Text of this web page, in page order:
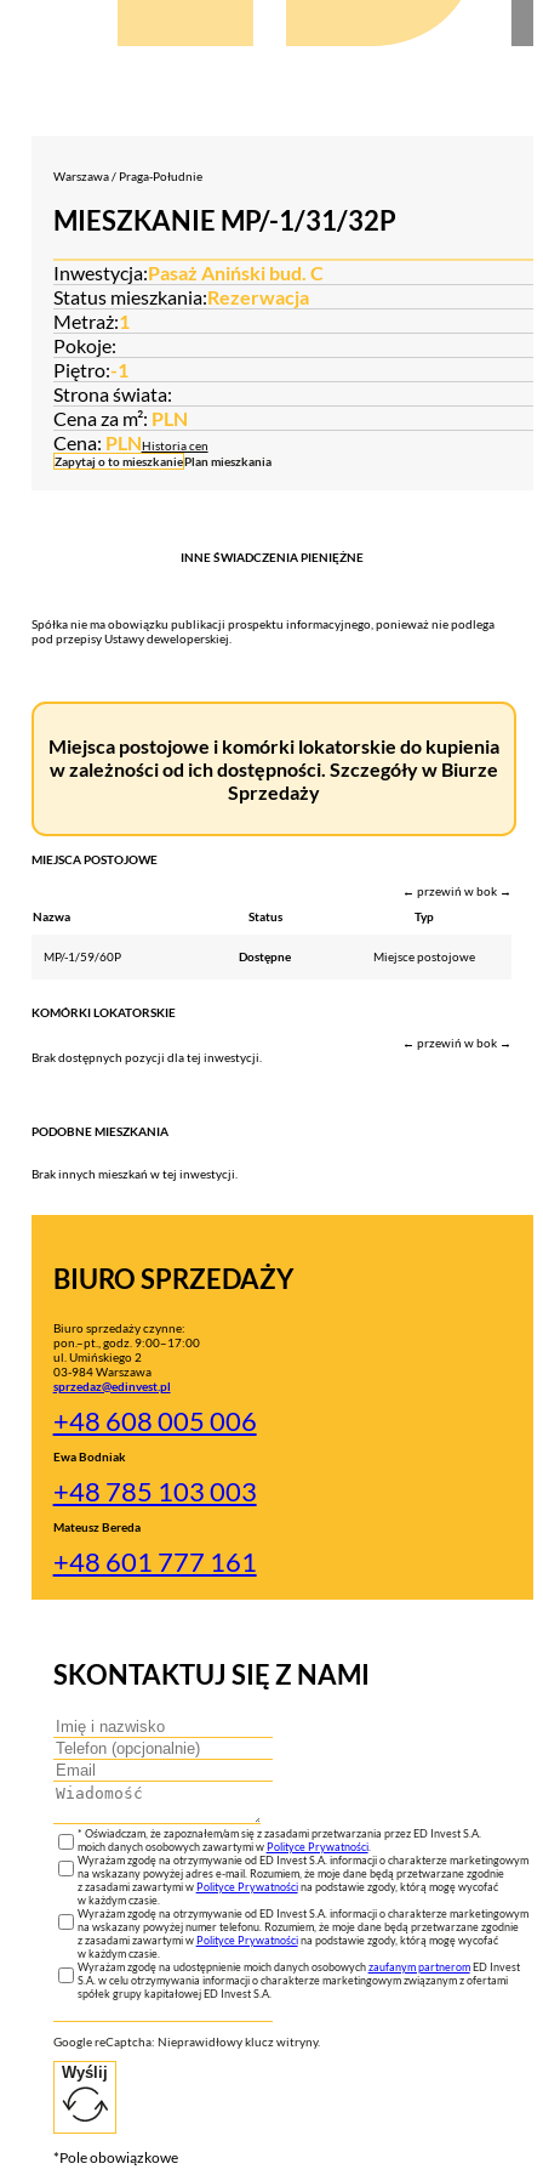
Warszawa / Praga-Południe
MIESZKANIE MP/-1/31/32P
Inwestycja:Pasaż Aniński bud. C
Status mieszkania:Rezerwacja
Metraż:1
Pokoje:
Piętro:-1
Strona świata:
Cena za m²: PLN
Cena: PLNHistoria cen
Zapytaj o to mieszkaniePlan mieszkania
INNE ŚWIADCZENIA PIENIĘŻNE
Spółka nie ma obowiązku publikacji prospektu informacyjnego, ponieważ nie podlega
pod przepisy Ustawy deweloperskiej.
Miejsca postojowe i komórki lokatorskie do kupienia
w zależności od ich dostępności. Szczegóły w Biurze
Sprzedaży
MIEJSCA POSTOJOWE
← przewiń w bok →
Nazwa
Status Typ
MP/-1/59/60P Dostępne Miejsce postojowe
KOMÓRKI LOKATORSKIE
← przewiń w bok →
Brak dostępnych pozycji dla tej inwestycji.
PODOBNE MIESZKANIA
Brak innych mieszkań w tej inwestycji.
BIURO SPRZEDAŻY
Biuro sprzedaży czynne:
pon.–pt., godz. 9:00–17:00
ul. Umińskiego 2
03-984 Warszawa
sprzedaz@edinvest.pl
+48 608 005 006
Ewa Bodniak
+48 785 103 003
Mateusz Bereda
+48 601 777 161
SKONTAKTUJ SIĘ Z NAMI
* Oświadczam, że zapoznałem/am się z zasadami przetwarzania przez ED Invest S.A.
moich danych osobowych zawartymi wPolityce Prywatności.
Wyrażam zgodę na otrzymywanie od ED Invest S.A. informacji o charakterze marketingowym
na wskazany powyżej adres e-mail. Rozumiem, że moje dane będą przetwarzane zgodnie
z zasadami zawartymi wPolityce Prywatnościna podstawie zgody, którą mogę wycofać
w każdym czasie.
Wyrażam zgodę na otrzymywanie od ED Invest S.A. informacji o charakterze marketingowym
na wskazany powyżej numer telefonu. Rozumiem, że moje dane będą przetwarzane zgodnie
z zasadami zawartymi wPolityce Prywatnościna podstawie zgody, którą mogę wycofać
w każdym czasie.
Wyrażam zgodę na udostępnienie moich danych osobowychzaufanym partneromED Invest
S.A. w celu otrzymywania informacji o charakterze marketingowym związanym z ofertami
spółek grupy kapitałowej ED Invest S.A.
Google reCaptcha: Nieprawidłowy klucz witryny.
Wyślij
*Pole obowiązkowe